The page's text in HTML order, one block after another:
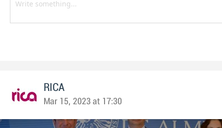
RICA
Mar 15, 2023 at 17:30